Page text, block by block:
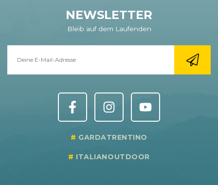
NEWSLETTER
Bleib auf dem Laufenden
GARDATRENTINO
ITALIANOUTDOOR